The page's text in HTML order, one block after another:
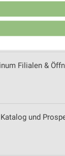
&
Filialen &
und
zur Auswahl von
von
Inhalten